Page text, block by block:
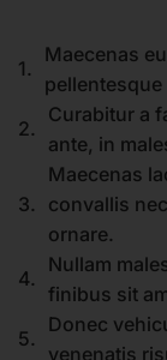
1.
Maecenas
pellentesque
2.
Curabitur a
ante, in
3.
Maecenas
convallis
ornare.
4.
Nullam
finibus sit
5.
Donec
venenatis